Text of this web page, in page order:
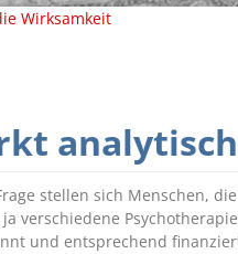
Wirksamkeit
stellen sich Menschen,
ja verschiedene
und entsprechend